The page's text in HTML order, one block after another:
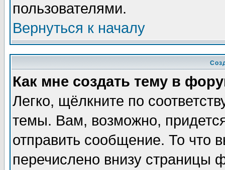
пользователями.
Вернуться к началу
Как мне создать тему в
Легко, щёлкните по
темы. Вам, возможно,
отправить сообщение. То что
перечислено внизу страницы